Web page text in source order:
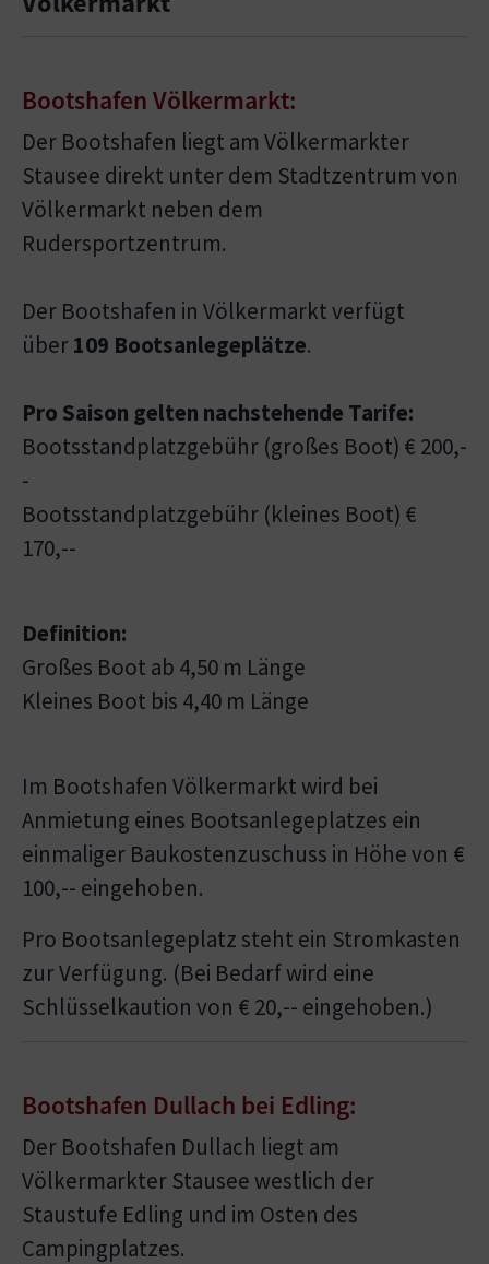
Bootshafen Völkermarkt:
Der Bootshafen liegt am Völkermarkter
Stausee direkt unter dem Stadtzentrum von
Völkermarkt neben dem
Rudersportzentrum.
Der Bootshafen in Völkermarkt verfügt
über109 Bootsanlegeplätze.
Pro Saison gelten nachstehende Tarife:
Bootsstandplatzgebühr (großes Boot) € 200,-
-
Bootsstandplatzgebühr (kleines Boot) €
170,--
Definition:
Großes Boot ab 4,50 m Länge
Kleines Boot bis 4,40 m Länge
Im Bootshafen Völkermarkt wird bei
Anmietung eines Bootsanlegeplatzes ein
einmaliger Baukostenzuschuss in Höhe von €
100,-- eingehoben.
Pro Bootsanlegeplatz steht ein Stromkasten
zur Verfügung. (Bei Bedarf wird eine
Schlüsselkaution von € 20,-- eingehoben.)
Bootshafen Dullach bei Edling:
Der Bootshafen Dullach liegt am
Völkermarkter Stausee westlich der
Staustufe Edling und im Osten des
Campingplatzes.